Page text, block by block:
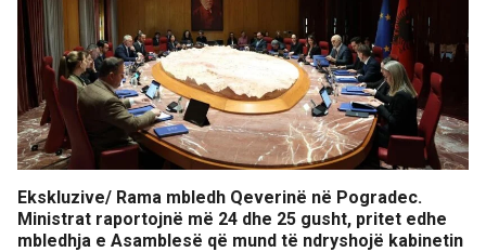
Ekskluzive/ Rama mbledh Qeverinë në Pogradec.
Ministrat raportojnë më 24 dhe 25 gusht, pritet edhe
mbledhja e Asamblesë që mund të ndryshojë kabinetin